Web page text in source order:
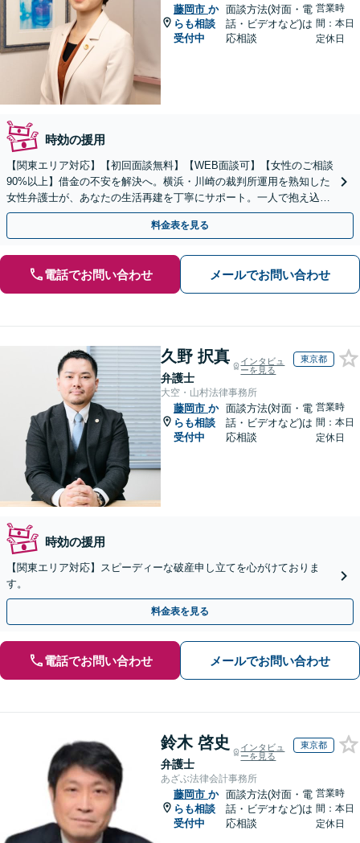
藤岡市 か
らも相談
受付中
面談方法(対面・電
話・ビデオなど)は
応相談
営業時
間：本日
定休日
時効の援用
【関東エリア対応】【初回面談無料】【WEB面談可】【女性のご相談
90%以上】借金の不安を解決へ。横浜・川崎の裁判所運用を熟知した
女性弁護士が、あなたの生活再建を丁寧にサポート。一人で抱え込ま
ず、新しい人生への一歩をここから踏み出しませんか。
料金表を見る
電話でお問い合わせ メールでお問い合わせ
久野 択真
弁護士
インタビュ
ーを見る
東京都
大空・山村法律事務所
藤岡市 か
らも相談
受付中
面談方法(対面・電
話・ビデオなど)は
応相談
営業時
間：本日
定休日
時効の援用
【関東エリア対応】スピーディーな破産申し立てを心がけておりま
す。
料金表を見る
電話でお問い合わせ メールでお問い合わせ
鈴木 啓史
弁護士
インタビュ
ーを見る
東京都
あざぶ法律会計事務所
藤岡市 か
らも相談
受付中
面談方法(対面・電
話・ビデオなど)は
応相談
営業時
間：本日
定休日